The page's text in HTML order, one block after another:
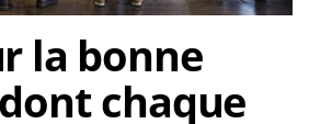
lesbiennes
la bonne
chaque